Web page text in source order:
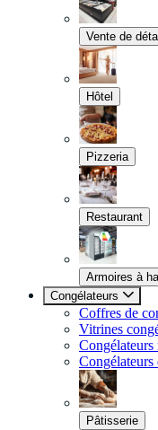
Vente de
Hôtel
Pizzeria
Restaurant
Armoires à
Congélateurs
Coffres de
Vitrines
Congélateurs
Congélateurs
Pâtisserie